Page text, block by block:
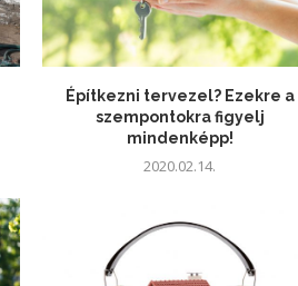
Építkezni tervezel? Ezekre a
szempontokra figyelj
mindenképp!
2020.02.14.